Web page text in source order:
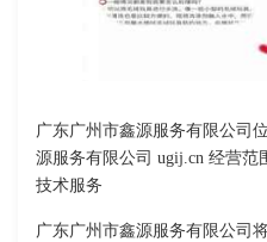
广东广州市鑫源服务有限公司
源服务有限公司 ugij.cn 经营范
技术服务
广东广州市鑫源服务有限公司